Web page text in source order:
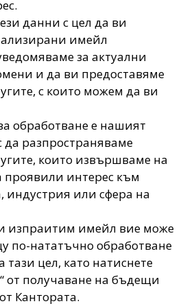
данни с цел да ви
имейл
за актуални
и да ви предоставяме
с които можем да ви
обработване е нашият
да разпространяваме
които извършваме на
проявили интерес към
индустрия или сфера на
изпраитим имейл вие може
по-нататъчно обработване
цел, като натиснете
от получаване на бъдещи
Кантората.